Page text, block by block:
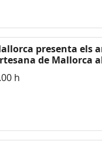
presenta els
de Mallorca
h